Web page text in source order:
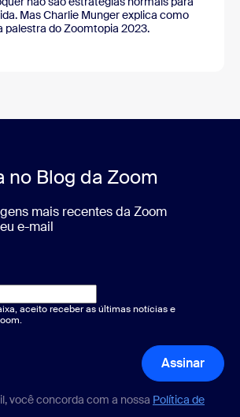
Mas Charlie Munger explica como
palestra do Zoomtopia 2023.
no Blog da Zoom
mais recentes da Zoom
e-mail
única*
aceito receber as últimas notícias e
Assinar
você concorda com a nossa Política de